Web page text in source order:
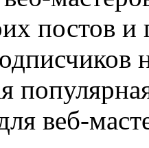
постов
веб-